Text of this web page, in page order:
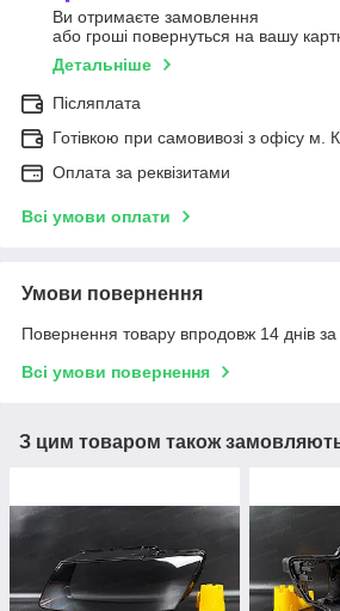
Ви отримаєте замовлення
або гроші повернуться на вашу
Детальніше
Післяплата
Готівкою при самовивозі з офісу м.
Оплата за реквізитами
Всі умови оплати
Умови повернення
Повернення товару впродовж 14 днів
Всі умови повернення
З цим товаром також